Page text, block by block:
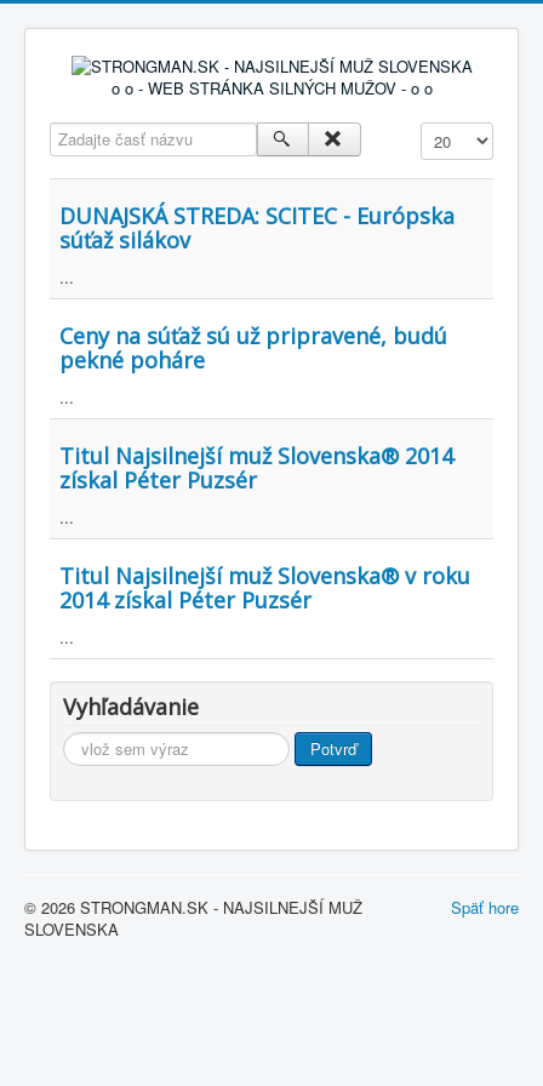
o o - WEB STRÁNKA SILNÝCH MUŽOV - o o
Zadajte časť názvu
Zobr. počet
DUNAJSKÁ STREDA: SCITEC - Európska
súťaž silákov
...
Ceny na súťaž sú už pripravené, budú
pekné poháre
...
Titul Najsilnejší muž Slovenska® 2014
získal Péter Puzsér
...
Titul Najsilnejší muž Slovenska® v roku
2014 získal Péter Puzsér
...
Vyhľadávanie
Vyhľadávanie Potvrď
Späť hore
© 2026 STRONGMAN.SK - NAJSILNEJŠÍ MUŽ
SLOVENSKA